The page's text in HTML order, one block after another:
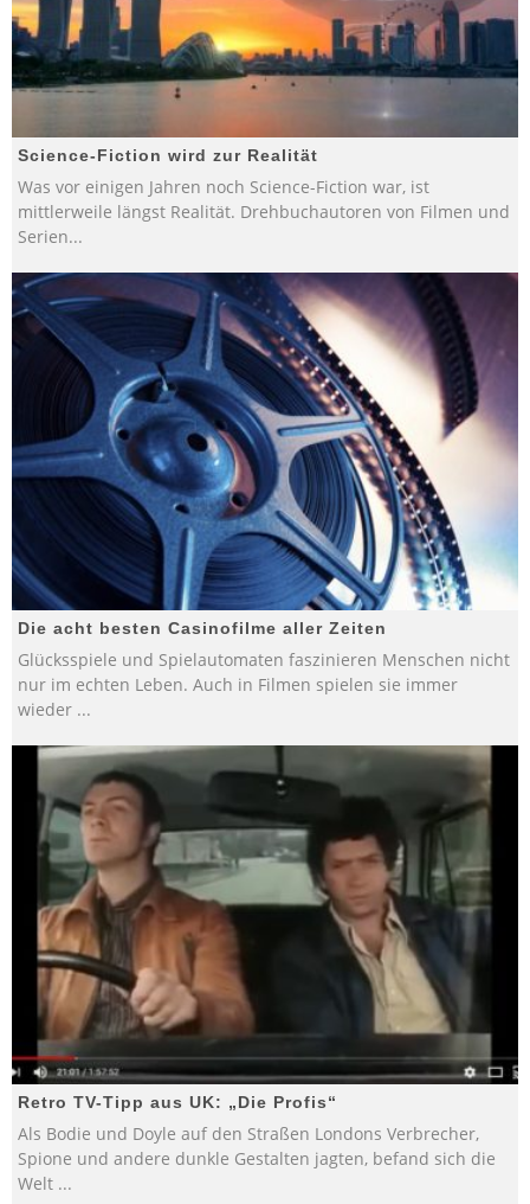
Science-Fiction wird zur Realität
Was vor einigen Jahren noch Science-Fiction war, ist
mittlerweile längst Realität. Drehbuchautoren von Filmen und
Serien...
Die acht besten Casinofilme aller Zeiten
Glücksspiele und Spielautomaten faszinieren Menschen nicht
nur im echten Leben. Auch in Filmen spielen sie immer
wieder ...
Retro TV-Tipp aus UK: „Die Profis“
Als Bodie und Doyle auf den Straßen Londons Verbrecher,
Spione und andere dunkle Gestalten jagten, befand sich die
Welt ...